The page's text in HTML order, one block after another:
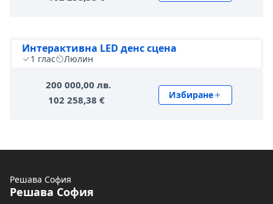
Интерактивна LED денс сцена
1 глас Люлин
200 000,00 лв.
102 258,38 €
Избиране
Решава София
Решава София